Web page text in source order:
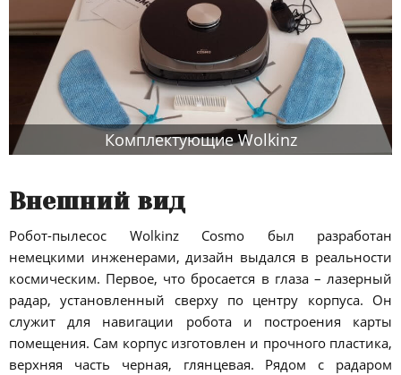
Комплектующие Wolkinz
Внешний вид
Робот-пылесос Wolkinz Cosmo был разработан
немецкими инженерами, дизайн выдался в реальности
космическим. Первое, что бросается в глаза – лазерный
радар, установленный сверху по центру корпуса. Он
служит для навигации робота и построения карты
помещения. Сам корпус изготовлен и прочного пластика,
верхняя часть черная, глянцевая. Рядом с радаром